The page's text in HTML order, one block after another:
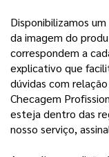
Disponibilizamos
da imagem do
correspondem a
explicativo que
dúvidas com
Checagem
esteja dentro das
nosso serviço,